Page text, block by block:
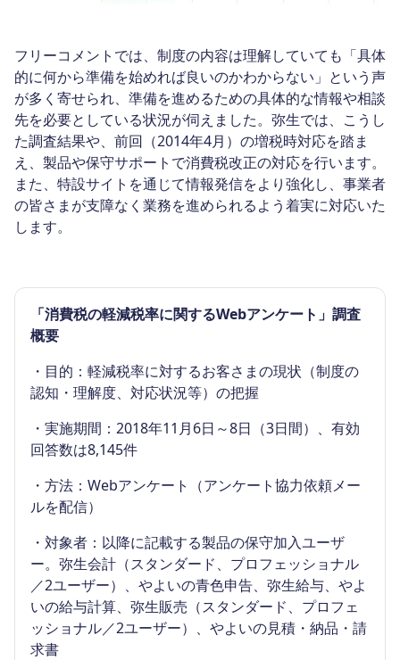
フリーコメントでは、制度の内容は理解していても「具体
的に何から準備を始めれば良いのかわからない」という声
が多く寄せられ、準備を進めるための具体的な情報や相談
先を必要としている状況が伺えました。弥生では、こうし
た調査結果や、前回（2014年4月）の増税時対応を踏ま
え、製品や保守サポートで消費税改正の対応を行います。
また、特設サイトを通じて情報発信をより強化し、事業者
の皆さまが支障なく業務を進められるよう着実に対応いた
します。
「消費税の軽減税率に関するWebアンケート」調査
概要
・目的：軽減税率に対するお客さまの現状（制度の
認知・理解度、対応状況等）の把握
・実施期間：2018年11月6日～8日（3日間）、有効
回答数は8,145件
・方法：Webアンケート（アンケート協力依頼メー
ルを配信）
・対象者：以降に記載する製品の保守加入ユーザ
ー。弥生会計（スタンダード、プロフェッショナル
／2ユーザー）、やよいの青色申告、弥生給与、やよ
いの給与計算、弥生販売（スタンダード、プロフェ
ッショナル／2ユーザー）、やよいの見積・納品・請
求書